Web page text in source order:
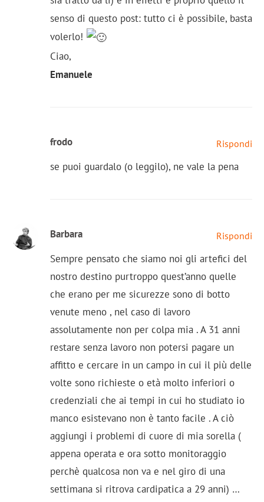
senso di questo post: tutto ci è possibile, basta
volerlo!
Ciao,
Emanuele
frodo Rispondi
se puoi guardalo (o leggilo), ne vale la pena
Barbara Rispondi
Sempre pensato che siamo noi gli artefici del
nostro destino purtroppo quest’anno quelle
che erano per me sicurezze sono di botto
venute meno , nel caso di lavoro
assolutamente non per colpa mia . A 31 anni
restare senza lavoro non potersi pagare un
affitto e cercare in un campo in cui il più delle
volte sono richieste o età molto inferiori o
credenziali che ai tempi in cui ho studiato io
manco esistevano non è tanto facile . A ciò
aggiungi i problemi di cuore di mia sorella (
appena operata e ora sotto monitoraggio
perchè qualcosa non va e nel giro di una
settimana si ritrova cardipatica a 29 anni) …